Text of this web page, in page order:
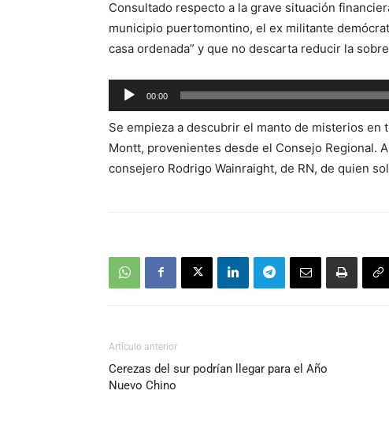
audio
Consultado respecto a la grave situación
municipio puertomontino, el ex militante
casa ordenada” y que no descarta reducir la
Reproductor
de
audio
00:00
Se empieza a descubrir el manto de misterios en
Montt, provenientes desde el Consejo Regional.
consejero Rodrigo Wainraight, de RN, de quien
Artículo anterior
Cerezas del sur podrían llegar para el Año
Nuevo Chino